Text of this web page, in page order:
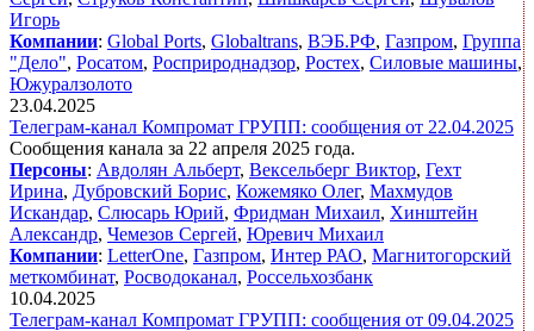
Игорь
Компании: Global Ports, Globaltrans, ВЭБ.РФ, Газпром, Группа
"Дело", Росатом, Росприроднадзор, Ростех, Силовые машины,
Южуралзолото
23.04.2025
Телеграм-канал Компромат ГРУПП: сообщения от 22.04.2025
Сообщения канала за 22 апреля 2025 года.
Персоны: Авдолян Альберт, Вексельберг Виктор, Гехт
Ирина, Дубровский Борис, Кожемяко Олег, Махмудов
Искандар, Слюсарь Юрий, Фридман Михаил, Хинштейн
Александр, Чемезов Сергей, Юревич Михаил
Компании: LetterOne, Газпром, Интер РАО, Магнитогорский
меткомбинат, Росводоканал, Россельхозбанк
10.04.2025
Телеграм-канал Компромат ГРУПП: сообщения от 09.04.2025